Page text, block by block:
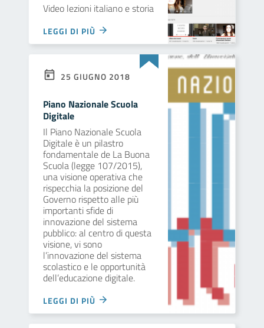
Video lezioni italiano e storia
LEGGI DI PIÙ
25 GIUGNO 2018
Piano Nazionale Scuola
Digitale
Il Piano Nazionale Scuola
Digitale è un pilastro
fondamentale de La Buona
Scuola (legge 107/2015),
una visione operativa che
rispecchia la posizione del
Governo rispetto alle più
importanti sfide di
innovazione del sistema
pubblico: al centro di questa
visione, vi sono
l’innovazione del sistema
scolastico e le opportunità
dell’educazione digitale.
LEGGI DI PIÙ